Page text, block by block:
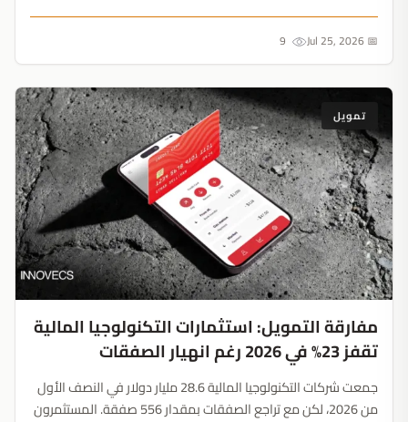
المصرفية ذات العائد المرتفع....📅 Jul 25, 2026
تمويل
مفارقة التمويل: استثمارات التكنولوجيا المالية
تقفز 23% في 2026 رغم انهيار الصفقات
جمعت شركات التكنولوجيا المالية 28.6 مليار دولار في النصف الأول
من 2026، لكن مع تراجع الصفقات بمقدار 556 صفقة. المستثمرون